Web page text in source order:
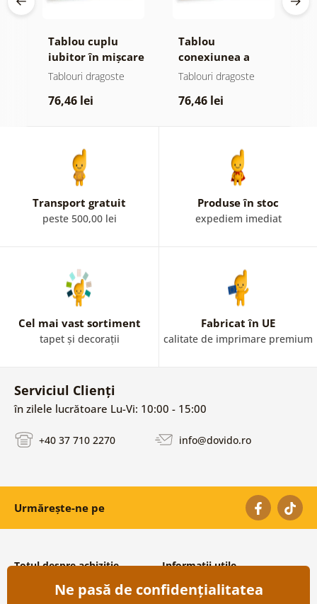
Tablou cuplu
iubitor în mișcare
Tablouri dragoste
76,46 lei
Tablou
conexiunea a
două suflete
Tablouri dragoste
76,46 lei
Transport gratuit
peste 500,00 lei
Produse în stoc
expediem imediat
Cel mai vast sortiment
tapet și decorații
Fabricat în UE
calitate de imprimare premium
Serviciul Clienți
în zilele lucrătoare Lu-Vi: 10:00 - 15:00
+40 37 710 2270 info@dovido.ro
Urmărește-ne pe
Totul despre achiziție
Condiții și termeni generali
Informații utile
Despre noi
Ne pasă de confidențialitatea